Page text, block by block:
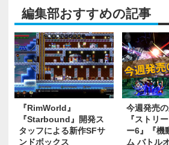
編集部おすすめの記事
『RimWorld』
『Starbound』開発ス
タッフによる新作SFサ
ンドボックス
今週発売
『ストリ
ー6』『機
ム バトル